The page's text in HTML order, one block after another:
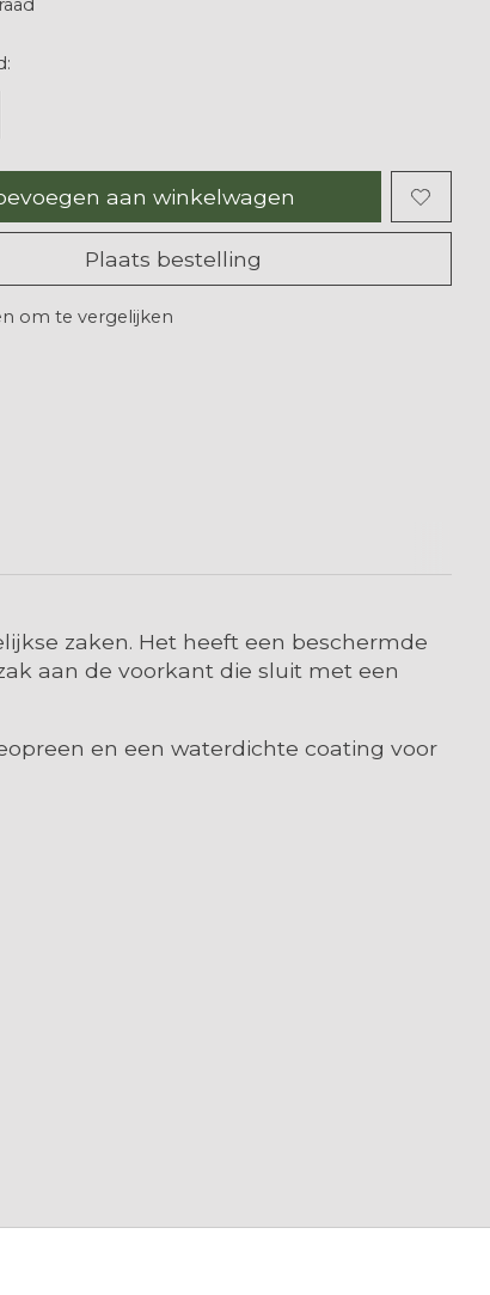
aan winkelwagen
Plaats bestelling
om te vergelijken
zaken. Het heeft een beschermde
aan de voorkant die sluit met een
en een waterdichte coating voor